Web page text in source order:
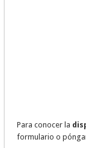
Para conocer la
formulario o